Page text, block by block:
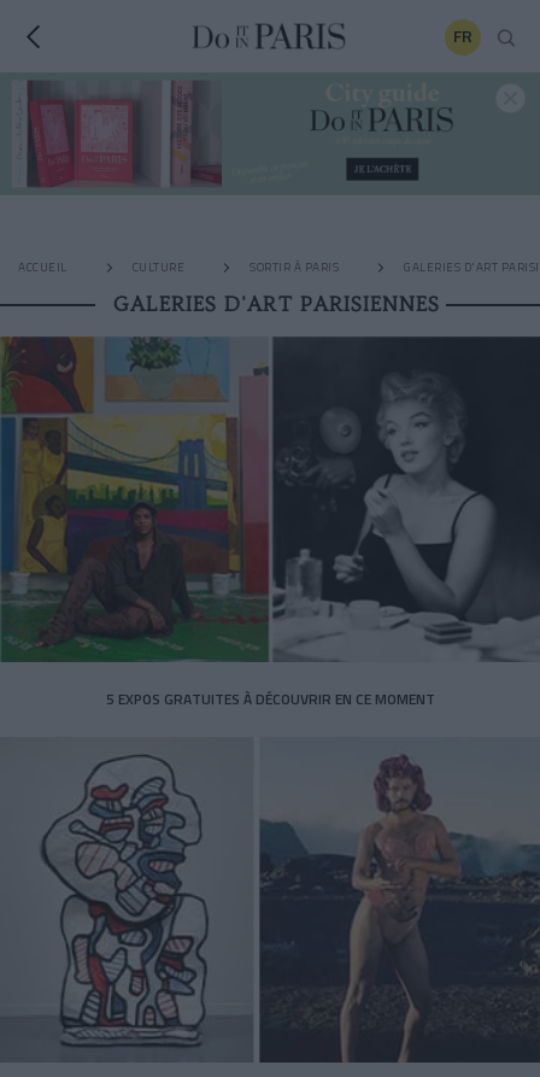
FR
ACCUEIL CULTURE SORTIR À PARIS GALERIES D'ART
GALERIES D'ART PARISIENNES
5 EXPOS GRATUITES À DÉCOUVRIR EN CE MOMENT